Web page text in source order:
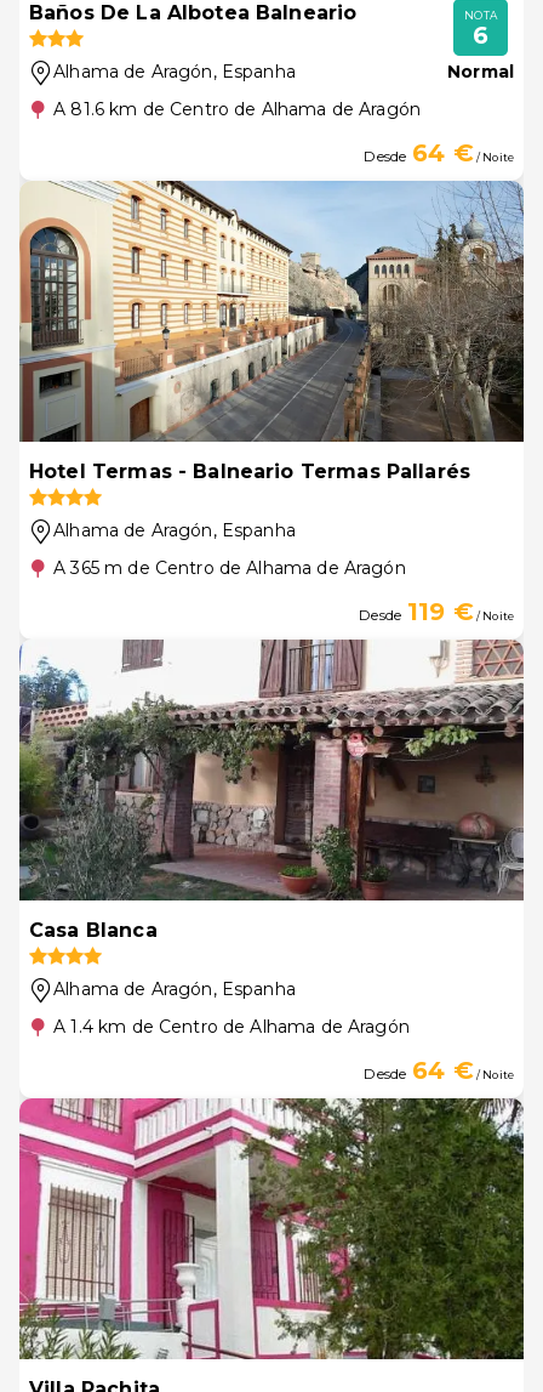
Baños De La Albotea Balneario
Alhama de Aragón, Espanha
A 81.6 km de Centro de Alhama de Aragón
NOTA
6
Normal
Desde 64 €/ Noite
Hotel Termas - Balneario Termas Pallarés
Alhama de Aragón, Espanha
A 365 m de Centro de Alhama de Aragón
Desde 119 €/ Noite
Casa Blanca
Alhama de Aragón, Espanha
A 1.4 km de Centro de Alhama de Aragón
Desde 64 €/ Noite